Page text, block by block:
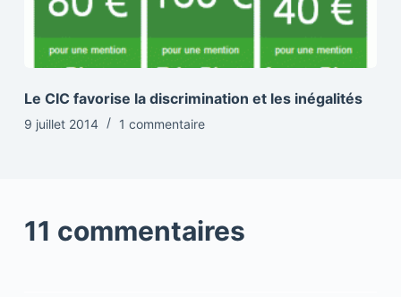
Le CIC favorise la discrimination et les inégalités
9 juillet 2014 1 commentaire
11 commentaires